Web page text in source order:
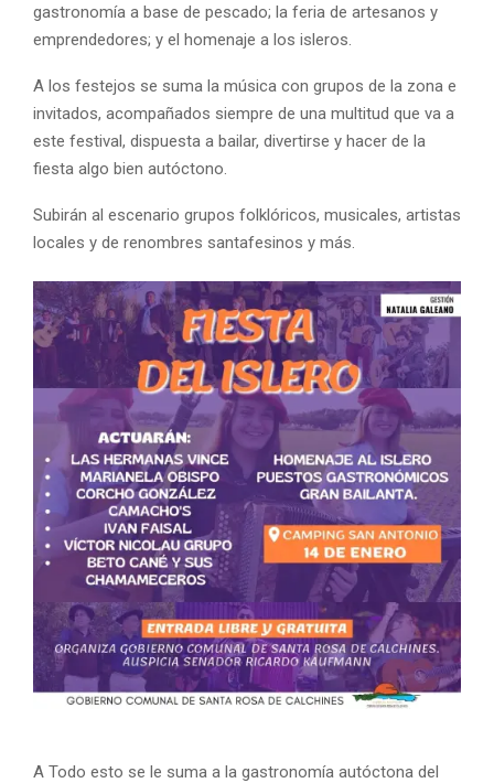
gastronomía a base de pescado; la feria de artesanos y
emprendedores; y el homenaje a los isleros.
A los festejos se suma la música con grupos de la zona e
invitados, acompañados siempre de una multitud que va a
este festival, dispuesta a bailar, divertirse y hacer de la
fiesta algo bien autóctono.
Subirán al escenario grupos folklóricos, musicales, artistas
locales y de renombres santafesinos y más.
A Todo esto se le suma a la gastronomía autóctona del